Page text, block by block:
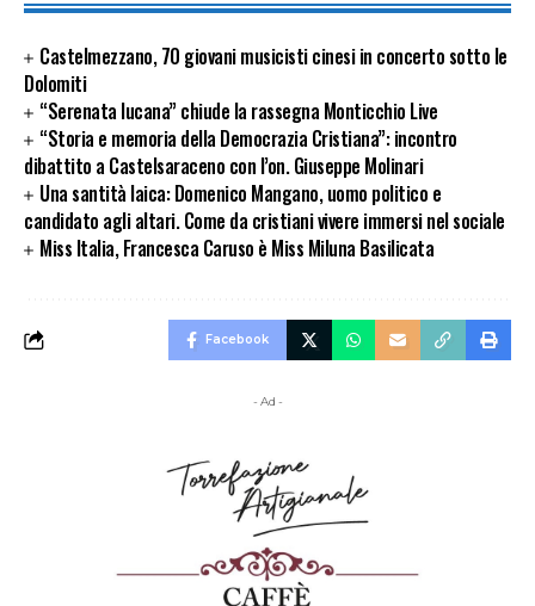
Castelmezzano, 70 giovani musicisti cinesi in concerto sotto le
Dolomiti
“Serenata lucana” chiude la rassegna Monticchio Live
“Storia e memoria della Democrazia Cristiana”: incontro
dibattito a Castelsaraceno con l’on. Giuseppe Molinari
Una santità laica: Domenico Mangano, uomo politico e
candidato agli altari. Come da cristiani vivere immersi nel sociale
Miss Italia, Francesca Caruso è Miss Miluna Basilicata
Facebook
- Ad -